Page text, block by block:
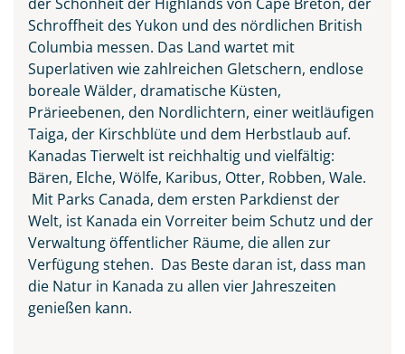
Schroffheit des Yukon und des nördlichen British
Columbia messen. Das Land wartet mit
Superlativen wie zahlreichen Gletschern, endlose
boreale Wälder, dramatische Küsten,
Prärieebenen, den Nordlichtern, einer weitläufigen
Taiga, der Kirschblüte und dem Herbstlaub auf.
Kanadas Tierwelt ist reichhaltig und vielfältig:
Bären, Elche, Wölfe, Karibus, Otter, Robben, Wale.
Mit Parks Canada, dem ersten Parkdienst der
Welt, ist Kanada ein Vorreiter beim Schutz und der
Verwaltung öffentlicher Räume, die allen zur
Verfügung stehen. Das Beste daran ist, dass man
die Natur in Kanada zu allen vier Jahreszeiten
genießen kann.